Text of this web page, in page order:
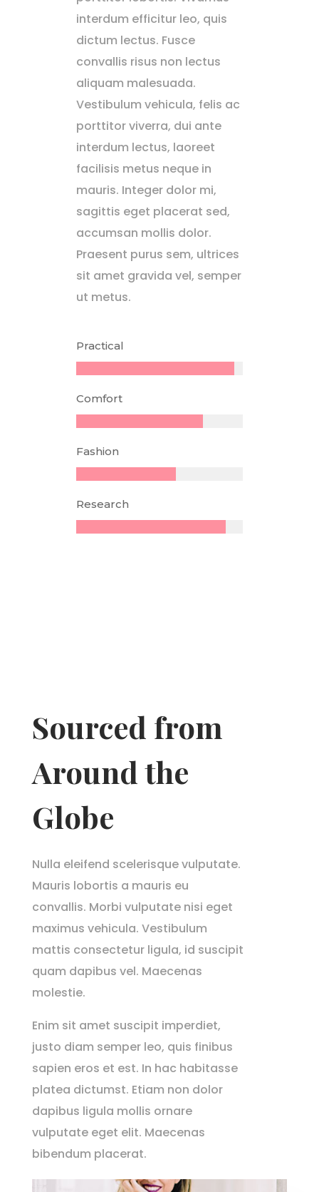
interdum efficitur leo, quis
dictum lectus. Fusce
convallis risus non lectus
aliquam malesuada.
Vestibulum vehicula, felis ac
porttitor viverra, dui ante
interdum lectus, laoreet
facilisis metus neque in
mauris. Integer dolor mi,
sagittis eget placerat sed,
accumsan mollis dolor.
Praesent purus sem, ultrices
sit amet gravida vel, semper
ut metus.
Practical
Comfort
Fashion
Research
Sourced from
Around the
Globe
Nulla eleifend scelerisque vulputate.
Mauris lobortis a mauris eu
convallis. Morbi vulputate nisi eget
maximus vehicula. Vestibulum
mattis consectetur ligula, id suscipit
quam dapibus vel. Maecenas
molestie.
Enim sit amet suscipit imperdiet,
justo diam semper leo, quis finibus
sapien eros et est. In hac habitasse
platea dictumst. Etiam non dolor
dapibus ligula mollis ornare
vulputate eget elit. Maecenas
bibendum placerat.